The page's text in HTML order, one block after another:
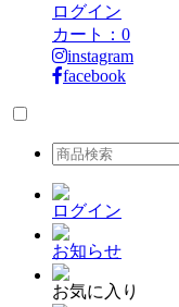
ログイン
カート： 0
instagram
facebook
ログイン
お知らせ
お気に入り